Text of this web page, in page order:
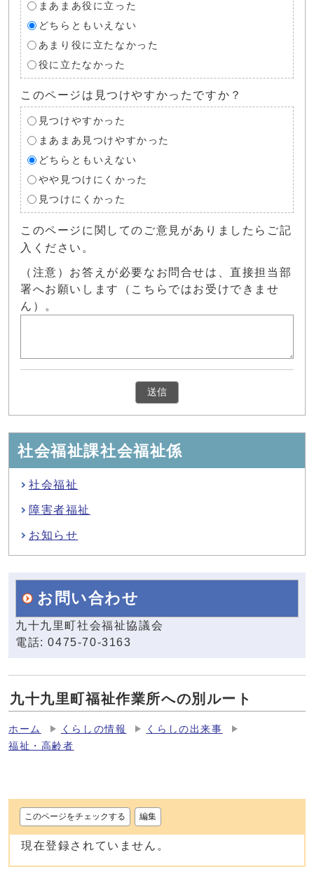
まあまあ役に立った
どちらともいえない
あまり役に立たなかった
役に立たなかった
このページは見つけやすかったですか？
見つけやすかった
まあまあ見つけやすかった
どちらともいえない
やや見つけにくかった
見つけにくかった
このページに関してのご意見がありましたらご記
入ください。
（注意）お答えが必要なお問合せは、直接担当部
署へお願いします（こちらではお受けできませ
ん）。
社会福祉課社会福祉係
社会福祉
障害者福祉
お知らせ
お問い合わせ
九十九里町社会福祉協議会
電話: 0475-70-3163
九十九里町福祉作業所への別ルート
ホーム くらしの情報
くらしの出来事
福祉・高齢者
このページをチェックする 編集
現在登録されていません。